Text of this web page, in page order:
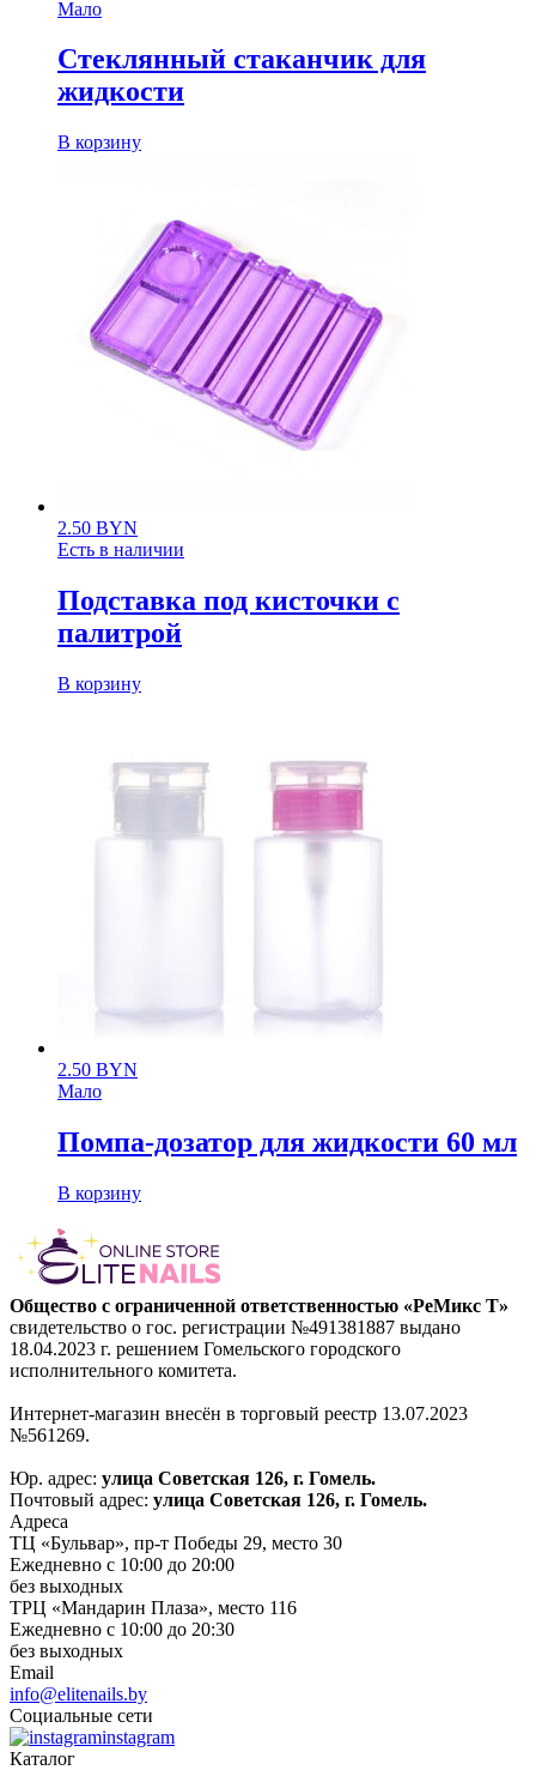
Мало
Стеклянный стаканчик для
жидкости
В корзину
2.50 BYN
Есть в наличии
Подставка под кисточки с
палитрой
В корзину
2.50 BYN
Мало
Помпа-дозатор для жидкости 60 мл
В корзину
Общество с ограниченной ответственностью «РеМикс Т»
свидетельство о гос. регистрации №491381887 выдано
18.04.2023 г. решением Гомельского городского
исполнительного комитета.
Интернет-магазин внесён в торговый реестр 13.07.2023
№561269.
Юр. адрес: улица Советская 126, г. Гомель.
Почтовый адрес: улица Советская 126, г. Гомель.
Адреса
ТЦ «Бульвар», пр-т Победы 29, место 30
Ежедневно с 10:00 до 20:00
без выходных
ТРЦ «Мандарин Плаза», место 116
Ежедневно с 10:00 до 20:30
без выходных
Email
info@elitenails.by
Социальные сети
instagram
Каталог